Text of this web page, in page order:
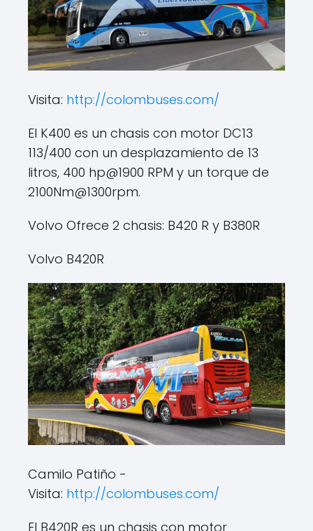
Visita: http://colombuses.com/
El K400 es un chasis con motor DC13
113/400 con un desplazamiento de 13
litros, 400 hp@1900 RPM y un torque de
2100Nm@1300rpm.
Volvo Ofrece 2 chasis: B420 R y B380R
Volvo B420R
Camilo Patiño -
Visita: http://colombuses.com/
El B420R es un chasis con motor